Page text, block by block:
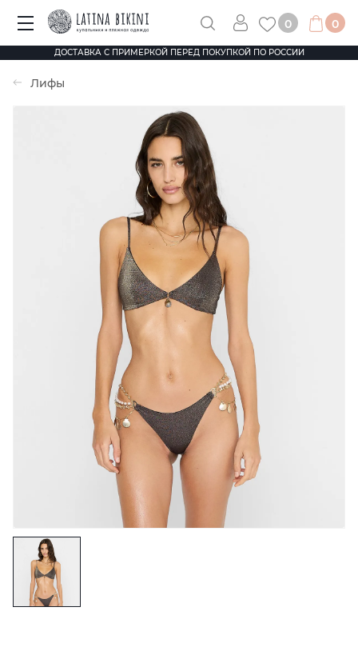
ДОСТАВКА С ПРИМЕРКОЙ ПЕРЕД ПОКУПКОЙ ПО РОССИИ
0 0
Лифы